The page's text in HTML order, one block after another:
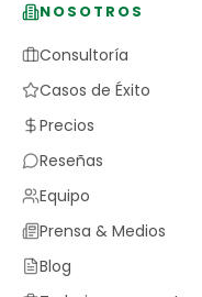
NOSOTROS
Consultoría
Casos de Éxito
Precios
Reseñas
Equipo
Prensa & Medios
Blog